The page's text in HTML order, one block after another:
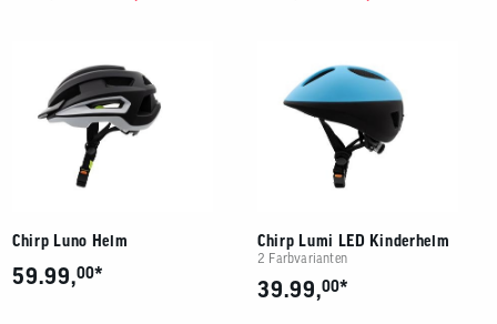
Chirp Luno Helm
59.99,00*
Chirp Lumi LED Kinderhelm
2 Farbvarianten
39.99,00*